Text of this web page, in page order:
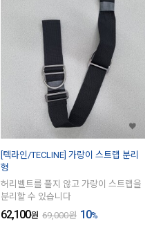
[텍라인/TECLINE] 가랑이 스트랩 분리
형
허리벨트를 풀지 않고 가랑이 스트랩을
분리할 수 있습니다
62,100원 69,000원 10%